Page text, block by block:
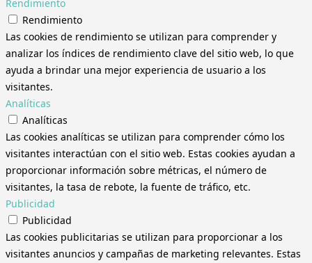
Rendimiento
Rendimiento
Las cookies de rendimiento se utilizan para comprender y
analizar los índices de rendimiento clave del sitio web, lo que
ayuda a brindar una mejor experiencia de usuario a los
visitantes.
Analíticas
Analíticas
Las cookies analíticas se utilizan para comprender cómo los
visitantes interactúan con el sitio web. Estas cookies ayudan a
proporcionar información sobre métricas, el número de
visitantes, la tasa de rebote, la fuente de tráfico, etc.
Publicidad
Publicidad
Las cookies publicitarias se utilizan para proporcionar a los
visitantes anuncios y campañas de marketing relevantes. Estas